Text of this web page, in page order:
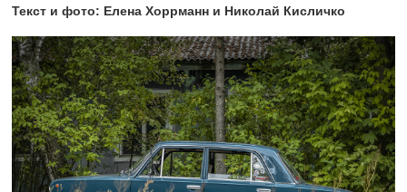
Текст и фото: Елена Хоррманн и Николай Кисличко